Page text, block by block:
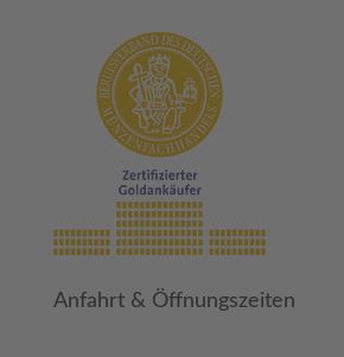
Anfahrt & Öffnungszeiten